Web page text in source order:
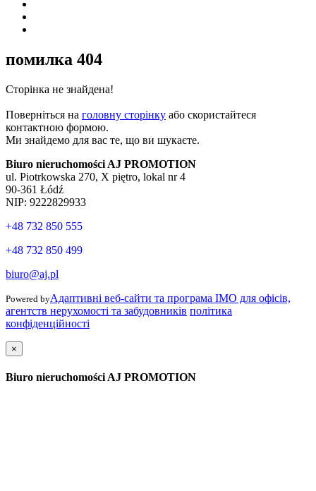
помилка 404
Сторінка не знайдена!
Поверніться на головну сторінку або скористайтеся
контактною формою.
Ми знайдемо для вас те, що ви шукаєте.
Biuro nieruchomości AJ PROMOTION
ul. Piotrkowska 270, X piętro, lokal nr 4
90-361 Łódź
NIP: 9222829933
+48 732 850 555
+48 732 850 499
biuro@aj.pl
Powered byАдаптивні веб-сайти та програма IMO для офісів,
агентств нерухомості та забудовників політика
конфіденційності
×
Biuro nieruchomości AJ PROMOTION